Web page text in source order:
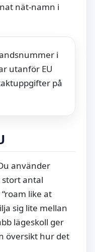
nät-namn i
i
utanför EU
på
använder
antal
like at
sig lite mellan
lägeskoll ger
översikt hur det